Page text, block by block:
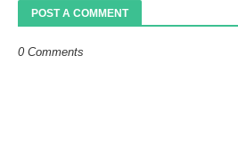
POST A COMMENT
0 Comments